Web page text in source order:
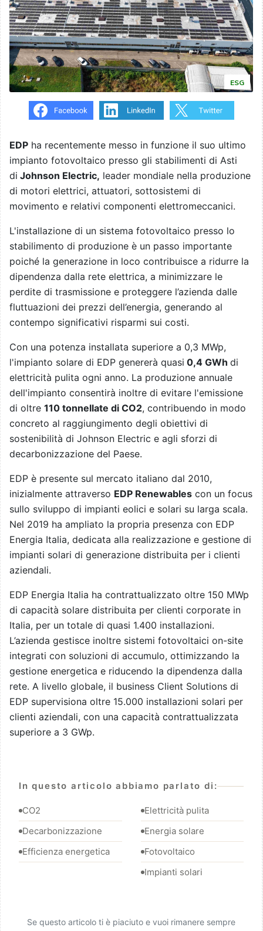
ESG
EDP ha recentemente messo in funzione il suo ultimo
impianto fotovoltaico presso gli stabilimenti di Asti
di Johnson Electric, leader mondiale nella produzione
di motori elettrici, attuatori, sottosistemi di
movimento e relativi componenti elettromeccanici.
L'installazione di un sistema fotovoltaico presso lo
stabilimento di produzione è un passo importante
poiché la generazione in loco contribuisce a ridurre la
dipendenza dalla rete elettrica, a minimizzare le
perdite di trasmissione e proteggere l’azienda dalle
fluttuazioni dei prezzi dell’energia, generando al
contempo significativi risparmi sui costi.
Con una potenza installata superiore a 0,3 MWp,
l'impianto solare di EDP genererà quasi 0,4 GWh di
elettricità pulita ogni anno. La produzione annuale
dell'impianto consentirà inoltre di evitare l'emissione
di oltre 110 tonnellate di CO2, contribuendo in modo
concreto al raggiungimento degli obiettivi di
sostenibilità di Johnson Electric e agli sforzi di
decarbonizzazione del Paese.
EDP è presente sul mercato italiano dal 2010,
inizialmente attraverso EDP Renewables con un focus
sullo sviluppo di impianti eolici e solari su larga scala.
Nel 2019 ha ampliato la propria presenza con EDP
Energia Italia, dedicata alla realizzazione e gestione di
impianti solari di generazione distribuita per i clienti
aziendali.
EDP Energia Italia ha contrattualizzato oltre 150 MWp
di capacità solare distribuita per clienti corporate in
Italia, per un totale di quasi 1.400 installazioni.
L’azienda gestisce inoltre sistemi fotovoltaici on-site
integrati con soluzioni di accumulo, ottimizzando la
gestione energetica e riducendo la dipendenza dalla
rete. A livello globale, il business Client Solutions di
EDP supervisiona oltre 15.000 installazioni solari per
clienti aziendali, con una capacità contrattualizzata
superiore a 3 GWp.
In questo articolo abbiamo parlato di:
CO2
Decarbonizzazione
Efficienza energetica
Elettricità pulita
Energia solare
Fotovoltaico
Impianti solari
Se questo articolo ti è piaciuto e vuoi rimanere sempre